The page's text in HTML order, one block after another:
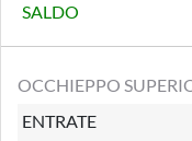
SALDO
OCCHIEPPO
ENTRATE